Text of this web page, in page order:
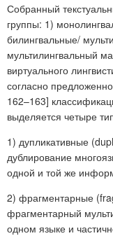
Собранный
группы: 1)
билингвальные/
мультилингвальный
виртуального
согласно
162–163]
выделяется четыре
1) дупликативные
дублирование
одной и той же
2) фрагментарные
фрагментарный
одном языке и